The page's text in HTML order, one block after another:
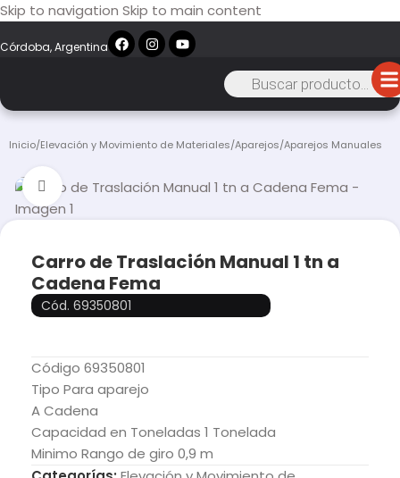
Skip to navigation Skip to main content
Córdoba, Argentina
Inicio/Elevación y Movimiento de Materiales/Aparejos/Aparejos Manuales
Click to enlarge
Carro de Traslación Manual 1 tn a
Cadena Fema
Cód. 69350801
Código 69350801
Tipo Para aparejo
A Cadena
Capacidad en Toneladas 1 Tonelada
Minimo Rango de giro 0,9 m